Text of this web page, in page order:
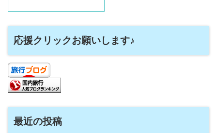
応援クリックお願いします♪
最近の投稿